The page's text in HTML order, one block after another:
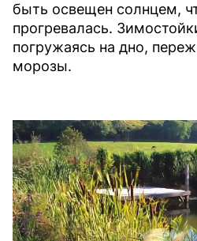
быть освещен солнцем,
прогревалась.
погружаясь на дно,
морозы.